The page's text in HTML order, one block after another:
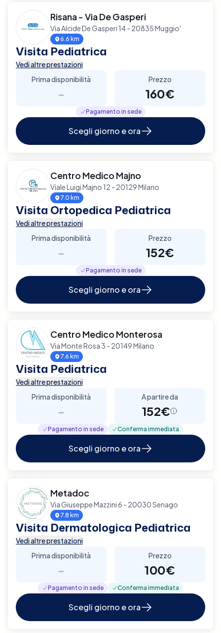
Risana - Via De Gasperi
Via Alcide De Gasperi 14 - 20835 Muggio'
6.6 km
Visita Pediatrica
Vedi altre prestazioni
Prima disponibilità
-
Prezzo
160€
Pagamento in sede
Scegli giorno e ora
Centro Medico Majno
Viale Luigi Majno 12 - 20129 Milano
7.0 km
Visita Ortopedica Pediatrica
Vedi altre prestazioni
Prima disponibilità
-
Prezzo
152€
Pagamento in sede
Scegli giorno e ora
Centro Medico Monterosa
Via Monte Rosa 3 - 20149 Milano
7.6 km
Visita Pediatrica
Vedi altre prestazioni
Prima disponibilità
-
A partire da
152€
Pagamento in sede Conferma immediata
Scegli giorno e ora
Metadoc
Via Giuseppe Mazzini 6 - 20030 Senago
7.8 km
Visita Dermatologica Pediatrica
Vedi altre prestazioni
Prima disponibilità
-
Prezzo
100€
Pagamento in sede Conferma immediata
Scegli giorno e ora